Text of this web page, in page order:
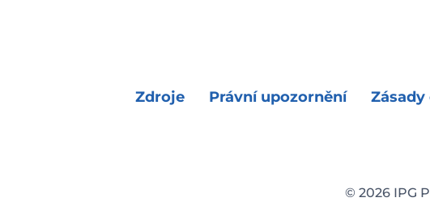
Zdroje Právní upozornění
© 2026 IPG